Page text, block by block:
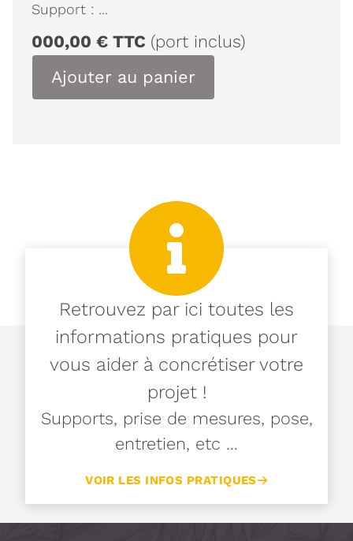
Support : ...
000,00 € TTC (port inclus)
Ajouter au panier
Retrouvez par ici toutes les
informations pratiques pour
vous aider à concrétiser votre
projet !
Supports, prise de mesures, pose,
entretien, etc ...
VOIR LES INFOS PRATIQUES